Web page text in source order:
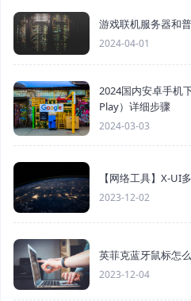
游戏联机服务器和
2024-04-01
2024国内安卓手机
Play）详细步骤
2024-03-03
【网络工具】X-UI
2023-12-02
英菲克蓝牙鼠标怎
2023-12-04